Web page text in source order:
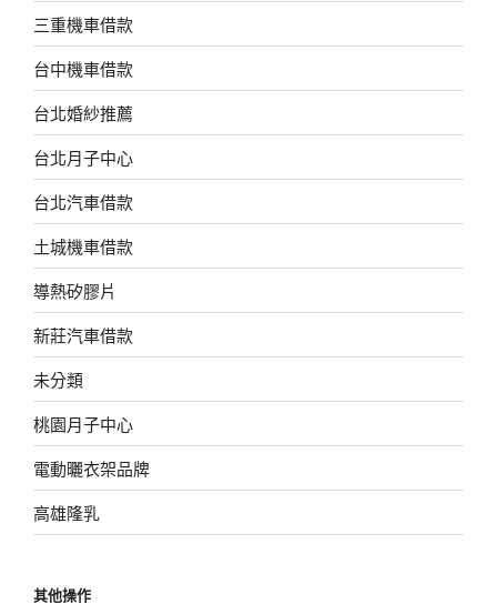
三重機車借款
台中機車借款
台北婚紗推薦
台北月子中心
台北汽車借款
土城機車借款
導熱矽膠片
新莊汽車借款
未分類
桃園月子中心
電動曬衣架品牌
高雄隆乳
其他操作